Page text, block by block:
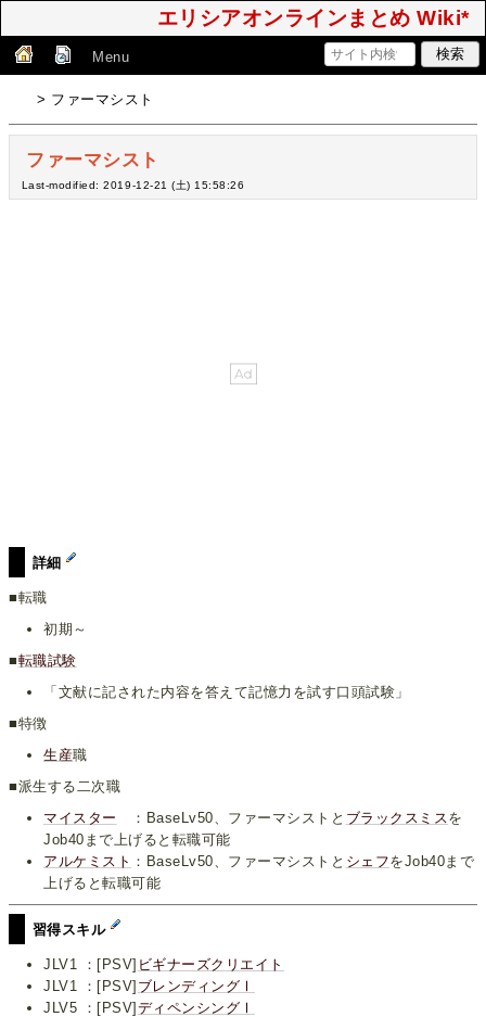
エリシアオンラインまとめ Wiki*
Menu
> ファーマシスト
ファーマシスト
Last-modified: 2019-12-21 (土) 15:58:26
詳細
■転職
初期～
■転職試験
「文献に記された内容を答えて記憶力を試す口頭試験」
■特徴
生産職
■派生する二次職
マイスター
：BaseLv50、ファーマシストと ブラックスミスを
Job40まで上げると転職可能
アルケミスト ：BaseLv50、ファーマシストと シェフをJob40まで
上げると転職可能
習得スキル
JLV1 ：[PSV] ビギナーズクリエイト
JLV1 ：[PSV] ブレンディングⅠ
JLV5 ：[PSV]ディペンシングⅠ